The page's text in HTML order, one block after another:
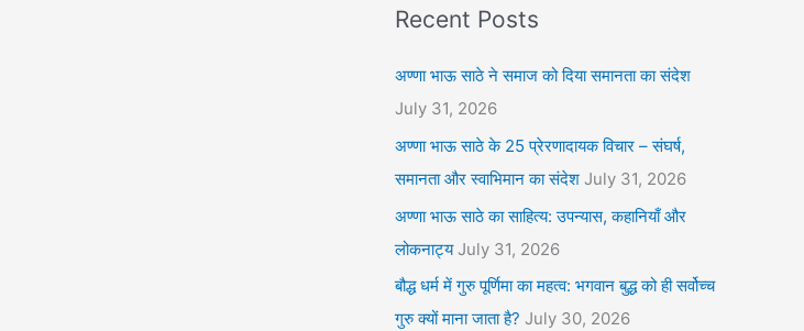
Recent Posts
अण्णा भाऊ साठे ने समाज को दिया समानता का संदेश
July 31, 2026
अण्णा भाऊ साठे के 25 प्रेरणादायक विचार – संघर्ष,
समानता और स्वाभिमान का संदेश July 31, 2026
अण्णा भाऊ साठे का साहित्य: उपन्यास, कहानियाँ और
लोकनाट्य July 31, 2026
बौद्ध धर्म में गुरु पूर्णिमा का महत्व: भगवान बुद्ध को ही सर्वोच्च
गुरु क्यों माना जाता है? July 30, 2026